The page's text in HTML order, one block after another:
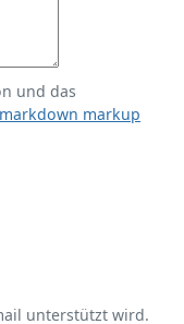
und das
markdown markup
unterstützt wird.